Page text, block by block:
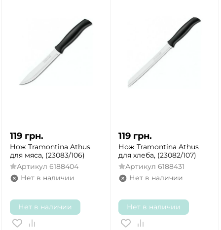
119 грн.
Нож Tramontina Athus
для мяса, (23083/106)
Артикул 6188404
Нет в наличии
Нет в наличии
119 грн.
Нож Tramontina Athus
для хлеба, (23082/107)
Артикул 6188431
Нет в наличии
Нет в наличии